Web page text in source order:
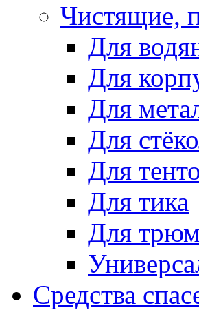
Чистящие,
Для
Для
Для
Для
Для
Для тика
Для
Средства